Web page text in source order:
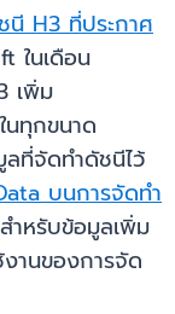
นี H3 ที่ประกาศ
ในเดือน
เพิ่ม
นทุกขนาด
ที่จัดทำดัชนีไว้
บนการจัดทำ
สำหรับข้อมูลเพิ่ม
านของการจัด